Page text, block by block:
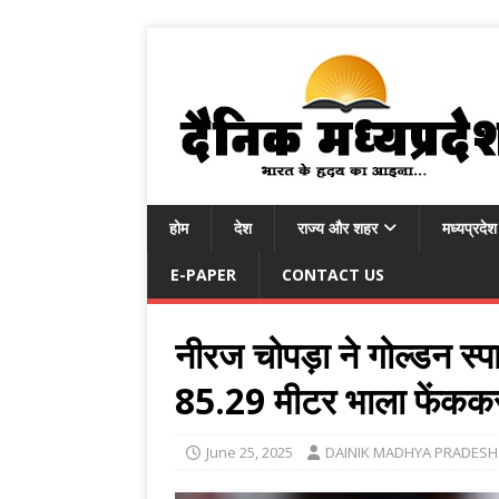
होम देश राज्य और शहर मध्यप्रदेश
E-PAPER CONTACT US
नीरज चोपड़ा ने गोल्डन
85.29 मीटर भाला
June 25, 2025 DAINIK MADHYA PRADESH